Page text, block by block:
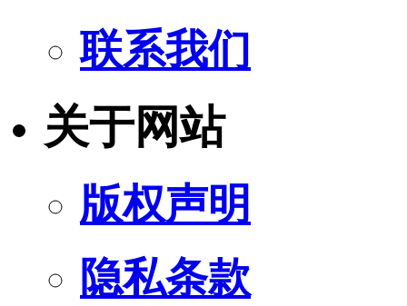
联系我们
关于网站
版权声明
隐私条款